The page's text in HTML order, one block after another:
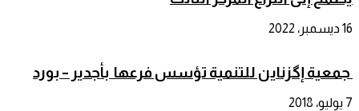
16 ديسمبر، 2022
جمعية إگزناين للتنمية تؤسس فرعها بأجدير – بورد
7 يوليو، 2018